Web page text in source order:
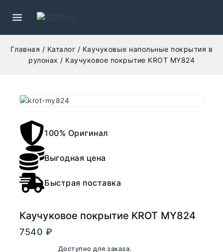
Главная / Каталог / Каучуковые напольные покрытия в
рулонах / Каучуковое покрытие KROT MY824
100% Оригинал
Выгодная цена
Быстрая поставка
Каучуковое покрытие KROT MY824
7540 ₽
В наличии. Доступно для заказа.